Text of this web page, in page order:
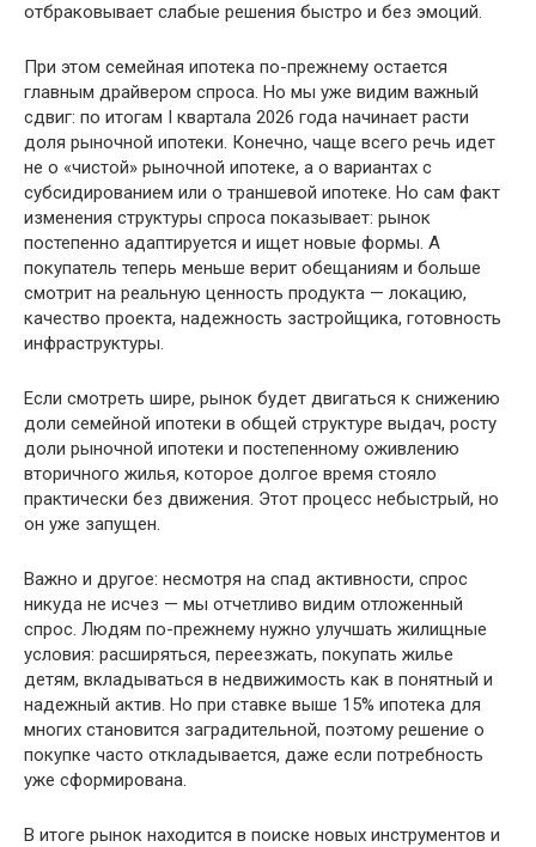
отбраковывает слабые решения быстро и без эмоций.
При этом семейная ипотека по-прежнему остается
главным драйвером спроса. Но мы уже видим важный
сдвиг: по итогам I квартала 2026 года начинает расти
доля рыночной ипотеки. Конечно, чаще всего речь идет
не о «чистой» рыночной ипотеке, а о вариантах с
субсидированием или о траншевой ипотеке. Но сам факт
изменения структуры спроса показывает: рынок
постепенно адаптируется и ищет новые формы. А
покупатель теперь меньше верит обещаниям и больше
смотрит на реальную ценность продукта — локацию,
качество проекта, надежность застройщика, готовность
инфраструктуры.
Если смотреть шире, рынок будет двигаться к снижению
доли семейной ипотеки в общей структуре выдач, росту
доли рыночной ипотеки и постепенному оживлению
вторичного жилья, которое долгое время стояло
практически без движения. Этот процесс небыстрый, но
он уже запущен.
Важно и другое: несмотря на спад активности, спрос
никуда не исчез — мы отчетливо видим отложенный
спрос. Людям по-прежнему нужно улучшать жилищные
условия: расширяться, переезжать, покупать жилье
детям, вкладываться в недвижимость как в понятный и
надежный актив. Но при ставке выше 15% ипотека для
многих становится заградительной, поэтому решение о
покупке часто откладывается, даже если потребность
уже сформирована.
В итоге рынок находится в поиске новых инструментов и